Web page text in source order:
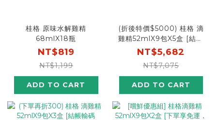
桂格 原味水解雞精
68mlX18瓶
NT$819
NT$1,199
ADD TO CART
(折後特價$5000) 桂格 滴
雞精52mlX9包X5盒 [結帳
輸入go88，折後價
$5000]
NT$5,682
NT$7,075
ADD TO CART